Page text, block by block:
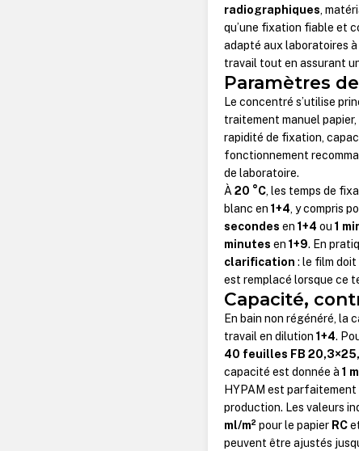
radiographiques,
qu’une fixation fiable et
adapté aux laboratoires
travail tout en assurant
Paramètres
Le concentré s’utilise
traitement manuel
rapidité de fixation,
fonctionnement
de laboratoire.
À20 °C, les temps de
blanc en1+4, y compris
secondes en1+4 ou1
minutes en1+9. En
clarification : le film
est remplacé lorsque ce
Capacité,
En bain non régénéré, la
travail en dilution1+4.
40 feuilles FB
capacité est donnée à1
HYPAM est
production. Les valeurs
ml/m²pour le papier RC
peuvent être ajustés